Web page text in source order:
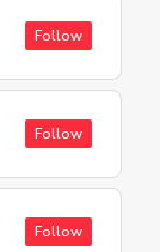
Follow
Follow
Follow